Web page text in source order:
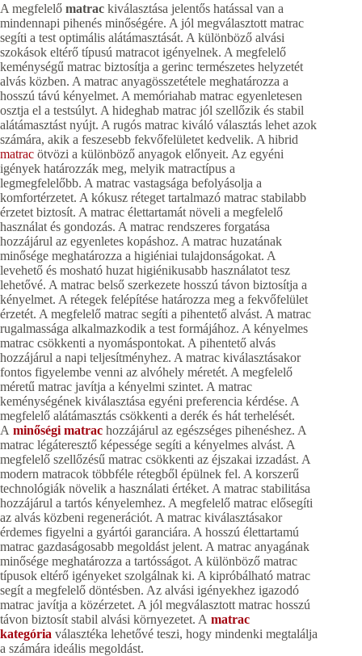
A megfelelő matrac kiválasztása jelentős hatással van a
mindennapi pihenés minőségére. A jól megválasztott matrac
segíti a test optimális alátámasztását. A különböző alvási
szokások eltérő típusú matracot igényelnek. A megfelelő
keménységű matrac biztosítja a gerinc természetes helyzetét
alvás közben. A matrac anyagösszetétele meghatározza a
hosszú távú kényelmet. A memóriahab matrac egyenletesen
osztja el a testsúlyt. A hideghab matrac jól szellőzik és stabil
alátámasztást nyújt. A rugós matrac kiváló választás lehet azok
számára, akik a feszesebb fekvőfelületet kedvelik. A hibrid
matrac ötvözi a különböző anyagok előnyeit. Az egyéni
igények határozzák meg, melyik matractípus a
legmegfelelőbb. A matrac vastagsága befolyásolja a
komfortérzetet. A kókusz réteget tartalmazó matrac stabilabb
érzetet biztosít. A matrac élettartamát növeli a megfelelő
használat és gondozás. A matrac rendszeres forgatása
hozzájárul az egyenletes kopáshoz. A matrac huzatának
minősége meghatározza a higiéniai tulajdonságokat. A
levehető és mosható huzat higiénikusabb használatot tesz
lehetővé. A matrac belső szerkezete hosszú távon biztosítja a
kényelmet. A rétegek felépítése határozza meg a fekvőfelület
érzetét. A megfelelő matrac segíti a pihentető alvást. A matrac
rugalmassága alkalmazkodik a test formájához. A kényelmes
matrac csökkenti a nyomáspontokat. A pihentető alvás
hozzájárul a napi teljesítményhez. A matrac kiválasztásakor
fontos figyelembe venni az alvóhely méretét. A megfelelő
méretű matrac javítja a kényelmi szintet. A matrac
keménységének kiválasztása egyéni preferencia kérdése. A
megfelelő alátámasztás csökkenti a derék és hát terhelését.
A minőségi matrac hozzájárul az egészséges pihenéshez. A
matrac légáteresztő képessége segíti a kényelmes alvást. A
megfelelő szellőzésű matrac csökkenti az éjszakai izzadást. A
modern matracok többféle rétegből épülnek fel. A korszerű
technológiák növelik a használati értéket. A matrac stabilitása
hozzájárul a tartós kényelemhez. A megfelelő matrac elősegíti
az alvás közbeni regenerációt. A matrac kiválasztásakor
érdemes figyelni a gyártói garanciára. A hosszú élettartamú
matrac gazdaságosabb megoldást jelent. A matrac anyagának
minősége meghatározza a tartósságot. A különböző matrac
típusok eltérő igényeket szolgálnak ki. A kipróbálható matrac
segít a megfelelő döntésben. Az alvási igényekhez igazodó
matrac javítja a közérzetet. A jól megválasztott matrac hosszú
távon biztosít stabil alvási környezetet. A matrac
kategória választéka lehetővé teszi, hogy mindenki megtalálja
a számára ideális megoldást.